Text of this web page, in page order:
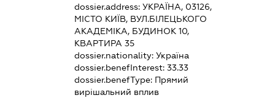
dossier.address: УКРАЇНА, 03126,
МІСТО КИЇВ, ВУЛ.БІЛЕЦЬКОГО
АКАДЕМІКА, БУДИНОК 10,
КВАРТИРА 35
dossier.nationality: Україна
dossier.benefInterest: 33.33
dossier.benefType: Прямий
вирішальний вплив